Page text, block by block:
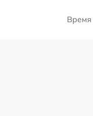
Время